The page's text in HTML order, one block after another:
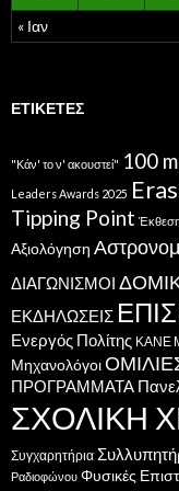
« Ιαν
ΕΤΙΚΈΤΕΣ
"Κάν' το ν' ακουστεί" 100
Leaders Awards 2025
Tipping Point
Αξιολόγηση
ΔΙΑΓΩΝΙΣΜΟΙ
ΕΚΔΗΛΩΣΕΙΣ
Ενεργός Πολίτης ΚΑΝΕ
Μηχανολόγοι
ΠΡΟΓΡΑΜΜΑΤΑ
ΣΧΟΛΙΚΗ
Συγχαρητήρια
Ραδιοφώνου Φυσικές